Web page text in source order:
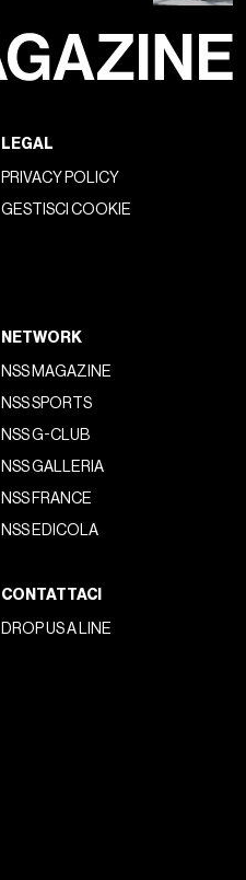
LEGAL
PRIVACY POLICY
GESTISCI COOKIE
NETWORK
NSS MAGAZINE
NSS SPORTS
NSS G-CLUB
NSS GALLERIA
NSS FRANCE
NSS EDICOLA
CONTATTACI
DROP US A LINE